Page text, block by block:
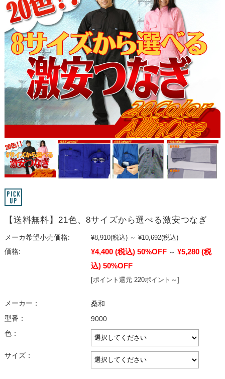
【送料無料】21色、8サイズから選べる激安つなぎ
メーカ希望小売価格: ¥8,910(税込) ～ ¥10,692(税込)
価格:
¥4,400 (税込) 50%OFF ～ ¥5,280 (税
込) 50%OFF
[ポイント還元 220ポイント～]
メーカー：
桑和
型番：
9000
色：
サイズ：